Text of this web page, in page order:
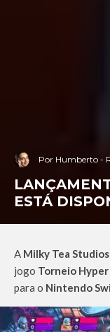
Por Humberto -
ESTÁ
A Milky Tea Studios
jogo Torneio
para o Nintendo